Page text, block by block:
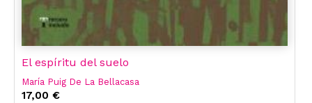
El espíritu del suelo
María Puig De La Bellacasa
17,00 €